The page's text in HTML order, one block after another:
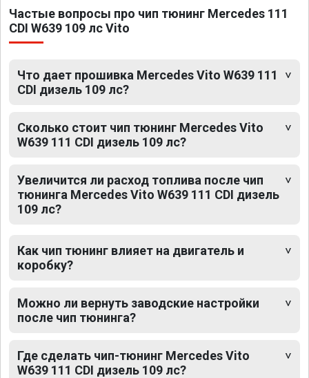
Частые вопросы про чип тюнинг Mercedes 111
CDI W639 109 лс Vito
Что дает прошивка Mercedes Vito W639 111
CDI дизель 109 лс?
Сколько стоит чип тюнинг Mercedes Vito
W639 111 CDI дизель 109 лс?
Увеличится ли расход топлива после чип
тюнинга Mercedes Vito W639 111 CDI дизель
109 лс?
Как чип тюнинг влияет на двигатель и
коробку?
Можно ли вернуть заводские настройки
после чип тюнинга?
Где сделать чип-тюнинг Mercedes Vito
W639 111 CDI дизель 109 лс?